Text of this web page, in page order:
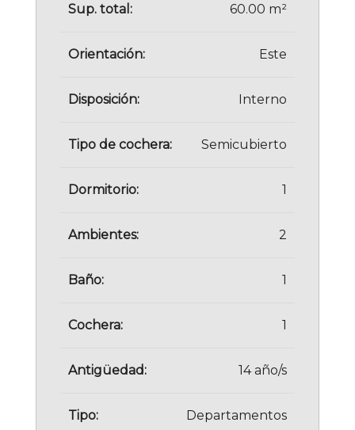
Sup. total: 60.00 m²
Orientación: Este
Disposición: Interno
Tipo de cochera: Semicubierto
Dormitorio: 1
Ambientes: 2
Baño: 1
Cochera: 1
Antigüedad: 14 año/s
Tipo: Departamentos